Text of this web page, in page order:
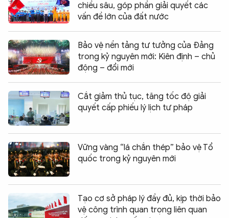
chiều sâu, góp phần giải quyết các
vấn đề lớn của đất nước
Bảo vệ nền tảng tư tưởng của Đảng
trong kỷ nguyên mới: Kiên định – chủ
động – đổi mới
Cắt giảm thủ tục, tăng tốc độ giải
quyết cấp phiếu lý lịch tư pháp
Vững vàng “lá chắn thép” bảo vệ Tổ
quốc trong kỷ nguyên mới
Tạo cơ sở pháp lý đầy đủ, kịp thời bảo
vệ công trình quan trọng liên quan